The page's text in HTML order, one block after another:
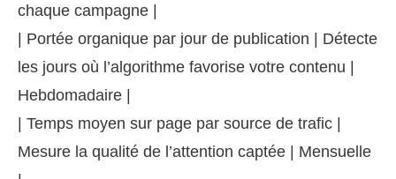
chaque campagne |
| Portée organique par jour de publication | Détecte
les jours où l’algorithme favorise votre contenu |
Hebdomadaire |
| Temps moyen sur page par source de trafic |
Mesure la qualité de l’attention captée | Mensuelle